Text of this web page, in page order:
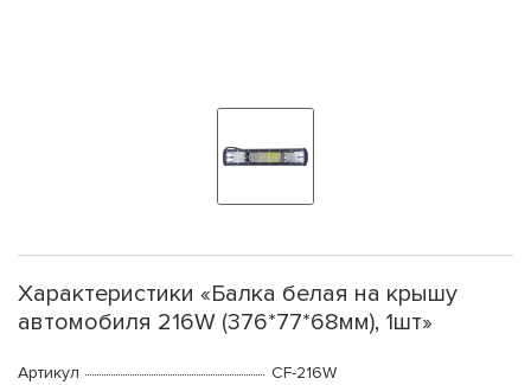
Характеристики «Балка белая на крышу
автомобиля 216W (376*77*68мм), 1шт»
Артикул
CF-216W